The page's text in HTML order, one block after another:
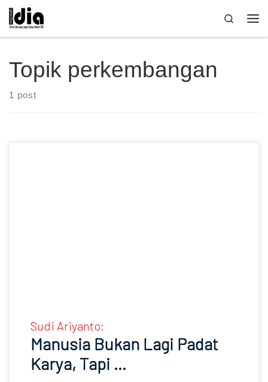
Skip to content
Search
Topik perkembangan
1 post
Sudi Ariyanto:
Manusia Bukan Lagi Padat
Karya, Tapi …